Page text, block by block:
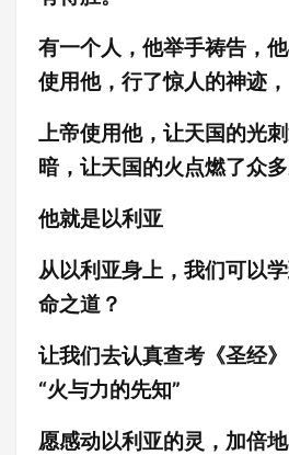
有一个人，他举手祷告，
使用他，行了惊人的神迹，
上帝使用他，让天国的光
暗，让天国的火点燃了众多
他就是以利亚
从以利亚身上，我们可以
命之道？
让我们去认真查考《圣经
“火与力的先知”
愿感动以利亚的灵，加倍